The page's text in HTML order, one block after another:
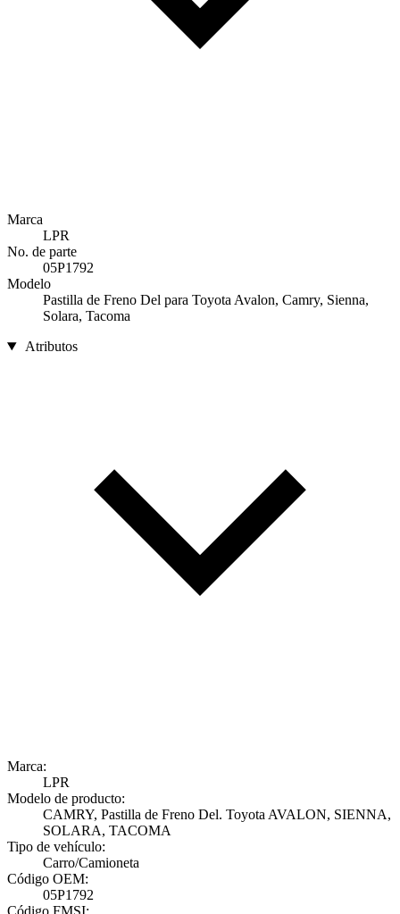
Marca
LPR
No. de parte
05P1792
Modelo
Pastilla de Freno Del para Toyota Avalon, Camry, Sienna,
Solara, Tacoma
Atributos
Marca:
LPR
Modelo de producto:
CAMRY, Pastilla de Freno Del. Toyota AVALON, SIENNA,
SOLARA, TACOMA
Tipo de vehículo:
Carro/Camioneta
Código OEM:
05P1792
Código FMSI: